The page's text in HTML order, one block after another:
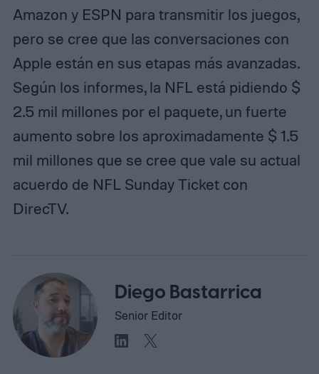
Amazon y ESPN para transmitir los juegos,
pero se cree que las conversaciones con
Apple están en sus etapas más avanzadas.
Según los informes, la NFL está pidiendo $
2.5 mil millones por el paquete, un fuerte
aumento sobre los aproximadamente $ 1.5
mil millones que se cree que vale su actual
acuerdo de NFL Sunday Ticket con
DirecTV.
Diego Bastarrica
Senior Editor